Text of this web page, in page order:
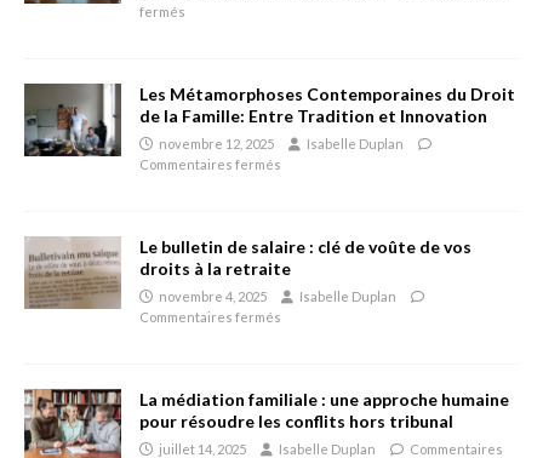
fermés
Les Métamorphoses Contemporaines du Droit
de la Famille: Entre Tradition et Innovation
novembre 12, 2025
Isabelle Duplan
Commentaires fermés
Le bulletin de salaire : clé de voûte de vos
droits à la retraite
novembre 4, 2025
Isabelle Duplan
Commentaires fermés
La médiation familiale : une approche humaine
pour résoudre les conflits hors tribunal
juillet 14, 2025 Isabelle Duplan
Commentaires